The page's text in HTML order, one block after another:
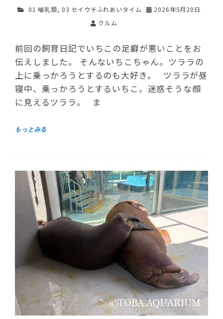
01 哺乳類, 03 セイウチふれあいタイム
2026年5月20日
クルム
前回の飼育日記でいちこの足癖が悪いことをお
伝えしました。 そんないちこちゃん。ツララの
上に乗っかろうとするのも大好き。 ツララが昼
寝中、乗っかろうとするいちこ。迷惑そうな顔
に見えるツララ。 ま